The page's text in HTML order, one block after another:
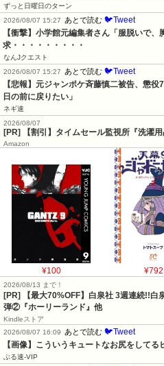
ずっと日曜日のターン
2026/08/07 15:27
あとで読む 🐦Tweet
【衝撃】小学館元編集者さん「服脱いで
求・・・・・・・・・
なんJクエスト
2026/08/07 15:27
あとで読む 🐦Tweet
【悲報】元ジャンポケ斉藤慎二被告、懲
日の前に戻りたい」
ネギ速
2026/08/07
[PR] 【割引】タイムセール監視所『洗濯用
Amazon
¥100 ¥792
2026/08/13 まで！
[PR] 【最大70%OFF】白泉社 3週連続!!白
弾②『ホーリーランド』他
Kindleストア
2026/08/07 16:09
あとで読む 🐦Tweet
【画像】こういうキュートなお尻をして
ぶる速-VIP